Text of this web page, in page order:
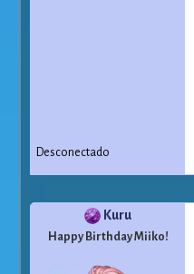
Desconectado
Kuru
Happy Birthday Miiko!